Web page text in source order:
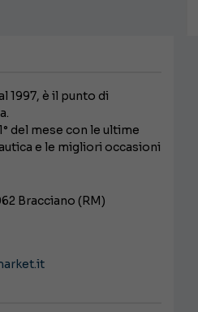
1997, è il punto di
del mese con le ultime
e le migliori occasioni
Bracciano (RM)